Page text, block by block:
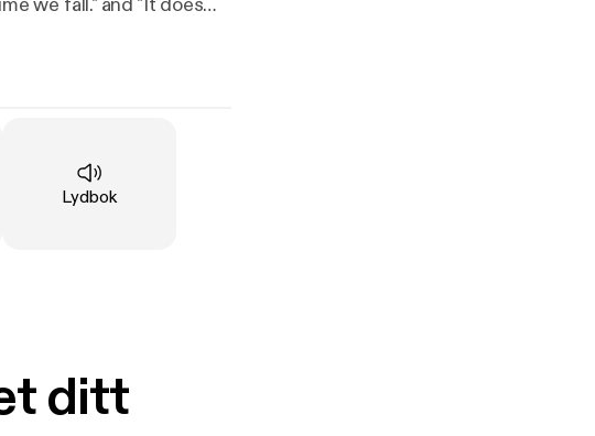
collection is perfect if
that will help you
Type:
Lydbok
ditt